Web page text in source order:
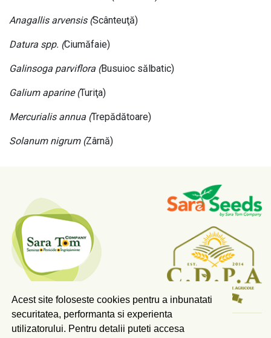
Acest site foloseste cookies pentru a inbunatati
securitatea, performanta si experienta
utilizatorului. Pentru detalii puteti accesa
Anagallis arvensis (Scânteuţă)
Datura spp. (Ciumăfaie)
Galinsoga parviflora (Busuioc sălbatic)
Galium aparine (Turiţa)
Mercurialis annua (Trepădătoare)
Solanum nigrum (Zârnă)
COPYRIGHT © 2026 SARA TOM COMPANY SRL.